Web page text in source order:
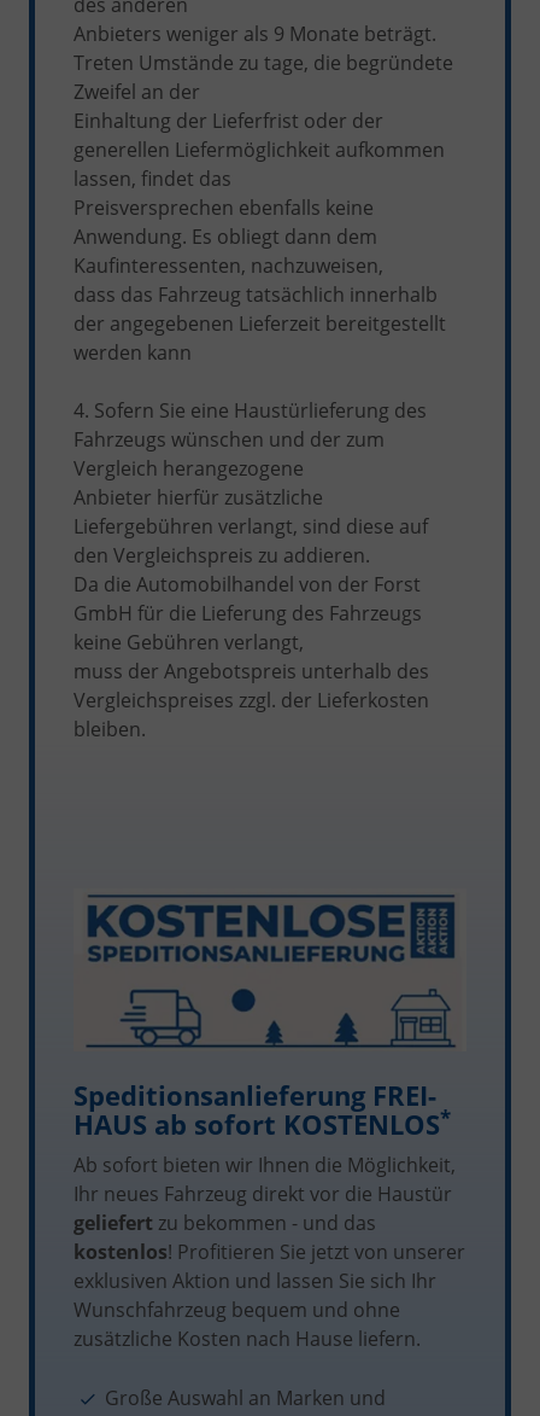
Anbieters weniger als 9 Monate beträgt.
Treten Umstände zu tage, die begründete
Zweifel an der
Einhaltung der Lieferfrist oder der
generellen Liefermöglichkeit aufkommen
lassen, findet das
Preisversprechen ebenfalls keine
Anwendung. Es obliegt dann dem
Kaufinteressenten, nachzuweisen,
dass das Fahrzeug tatsächlich innerhalb
der angegebenen Lieferzeit bereitgestellt
werden kann
4. Sofern Sie eine Haustürlieferung des
Fahrzeugs wünschen und der zum
Vergleich herangezogene
Anbieter hierfür zusätzliche
Liefergebühren verlangt, sind diese auf
den Vergleichspreis zu addieren.
Da die Automobilhandel von der Forst
GmbH für die Lieferung des Fahrzeugs
keine Gebühren verlangt,
muss der Angebotspreis unterhalb des
Vergleichspreises zzgl. der Lieferkosten
bleiben.
Speditionsanlieferung FREI-
HAUS ab sofort KOSTENLOS*
Ab sofort bieten wir Ihnen die Möglichkeit,
Ihr neues Fahrzeug direkt vor die Haustür
geliefert zu bekommen - und das
kostenlos! Profitieren Sie jetzt von unserer
exklusiven Aktion und lassen Sie sich Ihr
Wunschfahrzeug bequem und ohne
zusätzliche Kosten nach Hause liefern.
Große Auswahl an Marken und